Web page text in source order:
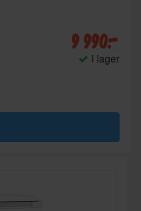
9 990:-
I lager